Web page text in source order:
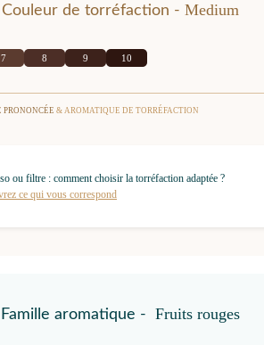
Couleur de torréfaction - Medium
7 8 9 10
PRONONCÉE & AROMATIQUE DE TORRÉFACTION
ou filtre : comment choisir la torréfaction adaptée ?
ce qui vous correspond
Famille aromatique - Fruits rouges